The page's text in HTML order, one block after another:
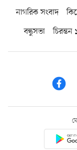
নাগরিক সংবাদ
বন্ধুসভা
চিরন্তন